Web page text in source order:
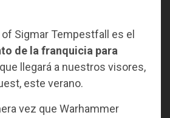
Sigmar Tempestfall es el
de la franquicia para
que llegará a nuestros visores,
este verano.
vez que Warhammer